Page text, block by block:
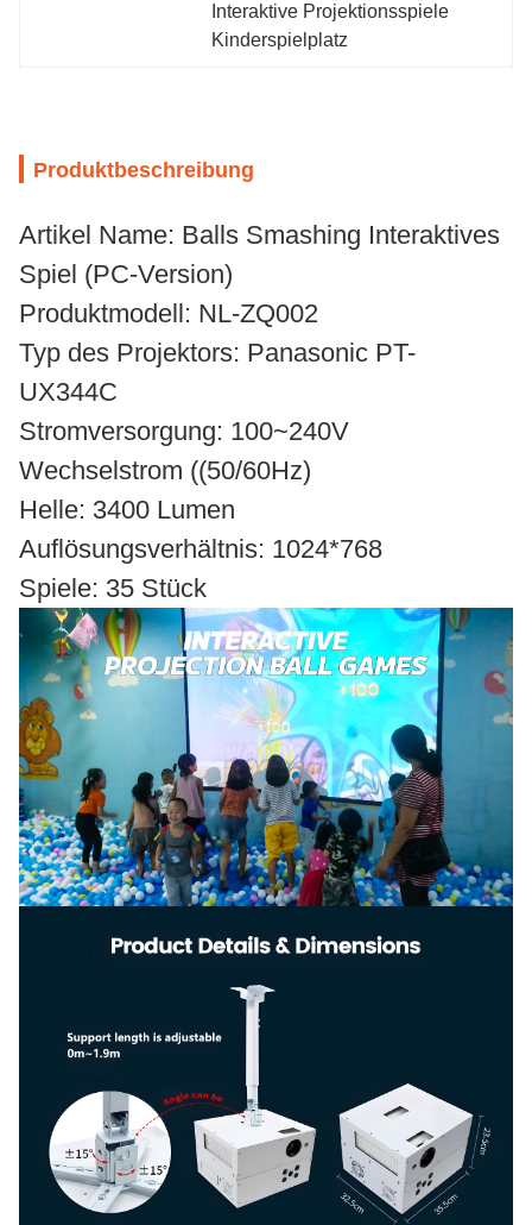
Interaktive Projektionsspiele
Kinderspielplatz
Produktbeschreibung
Artikel Name: Balls Smashing Interaktives
Spiel (PC-Version)
Produktmodell: NL-ZQ002
Typ des Projektors: Panasonic PT-
UX344C
Stromversorgung: 100~240V
Wechselstrom ((50/60Hz)
Helle: 3400 Lumen
Auflösungsverhältnis: 1024*768
Spiele: 35 Stück